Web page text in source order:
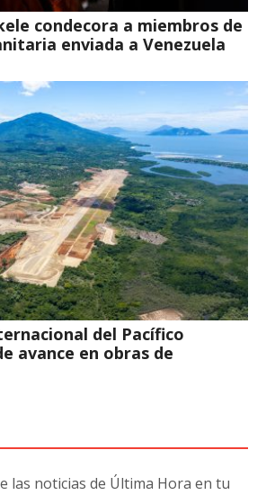
condecora a miembros de
enviada a Venezuela
del Pacífico
avance en obras de
las noticias de Última Hora en tu